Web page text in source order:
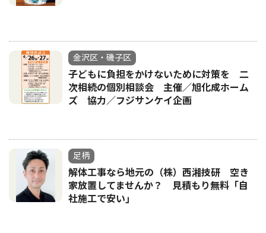
金沢区・磯子区
子どもに負担をかけないために対策を 二
次相続の個別相談会 主催／旭化成ホーム
ズ 協力／フジサンケイ企画
足柄
解体工事なら地元の（株）西湘技研 空き
家放置してませんか？ 見積もり無料「自
社施工で安い｣